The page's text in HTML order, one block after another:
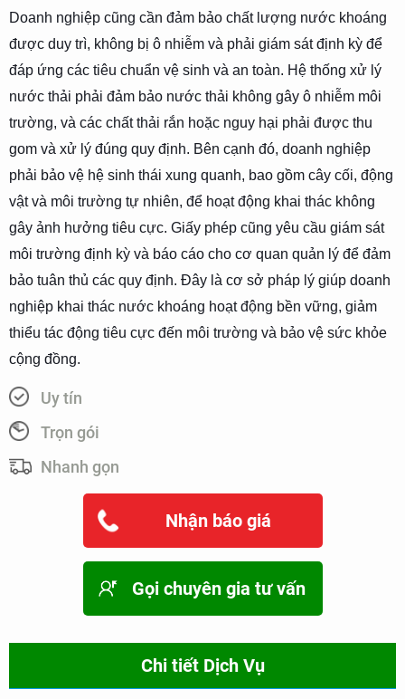
Doanh nghiệp cũng cần đảm bảo chất lượng nước khoáng
được duy trì, không bị ô nhiễm và phải giám sát định kỳ để
đáp ứng các tiêu chuẩn vệ sinh và an toàn. Hệ thống xử lý
nước thải phải đảm bảo nước thải không gây ô nhiễm môi
trường, và các chất thải rắn hoặc nguy hại phải được thu
gom và xử lý đúng quy định. Bên cạnh đó, doanh nghiệp
phải bảo vệ hệ sinh thái xung quanh, bao gồm cây cối, động
vật và môi trường tự nhiên, để hoạt động khai thác không
gây ảnh hưởng tiêu cực. Giấy phép cũng yêu cầu giám sát
môi trường định kỳ và báo cáo cho cơ quan quản lý để đảm
bảo tuân thủ các quy định. Đây là cơ sở pháp lý giúp doanh
nghiệp khai thác nước khoáng hoạt động bền vững, giảm
thiểu tác động tiêu cực đến môi trường và bảo vệ sức khỏe
cộng đồng.
Uy tín
Trọn gói
Nhanh gọn
Nhận báo giá
Gọi chuyên gia tư vấn
Chi tiết Dịch Vụ